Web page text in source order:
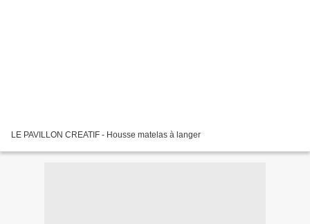
LE PAVILLON CREATIF - Housse matelas à langer